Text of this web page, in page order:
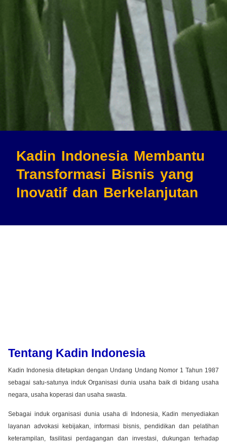
Kadin Indonesia Membantu
Transformasi Bisnis yang
Inovatif dan Berkelanjutan
Tentang Kadin Indonesia
Kadin Indonesia ditetapkan dengan Undang Undang Nomor 1 Tahun 1987
sebagai satu-satunya induk Organisasi dunia usaha baik di bidang usaha
negara, usaha koperasi dan usaha swasta.
Sebagai induk organisasi dunia usaha di Indonesia, Kadin menyediakan
layanan advokasi kebijakan, informasi bisnis, pendidikan dan pelatihan
keterampilan, fasilitasi perdagangan dan investasi, dukungan terhadap